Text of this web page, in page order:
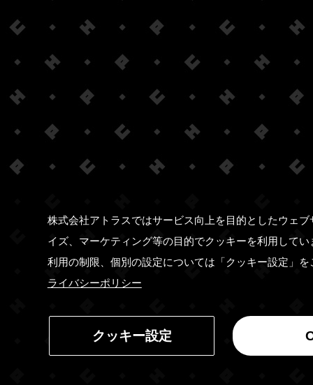
株式会社アトラスではサービス向上を目的としたウェ
イズ、マーケティング等の目的でクッキーを利用して
利用の制限、個別の設定については「クッキー設定」
ライバシーポリシー
クッキー設定